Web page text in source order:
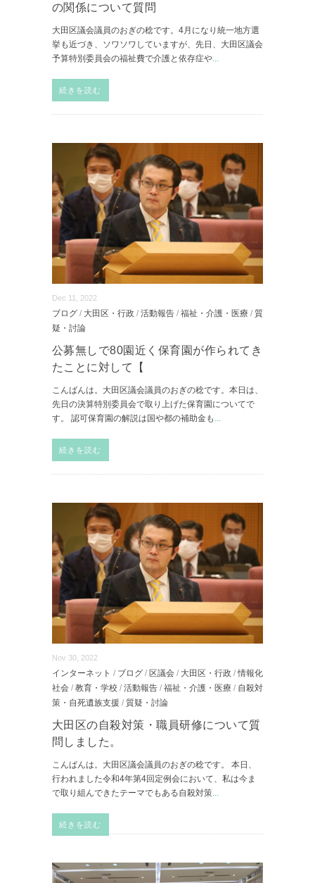
の関係について質問
大田区議会議員のおぎの稔です。4月になり統一地方選
挙も近づき、ソワソワしていますが、先日、大田区議会
予算特別委員会の福祉費で介護と依存症や
続きを読む
Dec 11, 2022
ブログ / 大田区・行政 / 活動報告 / 福祉・介護・医療 / 質
疑・討論
公募無しで80園近く保育園が作られてき
たことに対して【
こんばんは。大田区議会議員のおぎの稔です。本日は、
先日の決算特別委員会で取り上げた保育園についてで
す。 認可保育園の解説は国や都の補助金も
続きを読む
Nov 30, 2022
インターネット / ブログ / 区議会 / 大田区・行政 /情報化
社会 / 教育・学校 / 活動報告 / 福祉・介護・医療 / 自殺対
策・自死遺族支援 / 質疑・討論
大田区の自殺対策・職員研修について質
問しました。
こんばんは。大田区議会議員のおぎの稔です。 本日、
行われました令和4年第4回定例会において、私は今ま
で取り組んできたテーマでもある自殺対策
続きを読む